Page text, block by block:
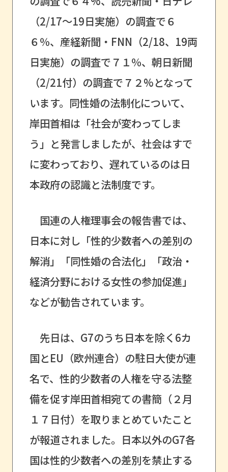
（2/17～19日実施）の調査で６
６％、産経新聞・FNN（2/18、19両
日実施）の調査で７１％、朝日新聞
（2/21付）の調査で７２%となって
います。同性婚の法制化について、
岸田首相は「社会が変わってしま
う」と発言しましたが、社会はすで
に変わっており、遅れているのは日
本政府の認識と法制度です。
国連の人権理事会の報告書では、
日本に対し「性的少数者への差別の
解消」「同性婚の合法化」「政治・
経済分野における女性の参加促進」
などが勧告されています。
先日は、G7のうち日本を除く6カ
国とEU（欧州連合）の駐日大使が連
名で、性的少数者の人権を守る法整
備を促す岸田首相宛ての書簡（２月
１７日付）を取りまとめていたこと
が報道されました。日本以外のG7各
国は性的少数者への差別を禁止する